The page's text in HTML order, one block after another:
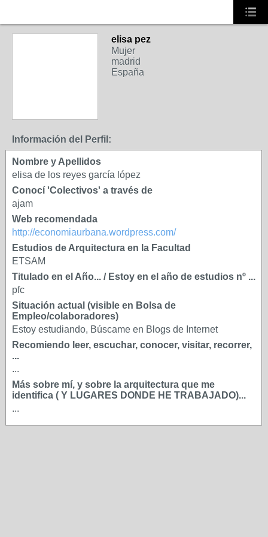
elisa pez
Mujer
madrid
España
Información del Perfil:
Nombre y Apellidos
elisa de los reyes garcía lópez
Conocí 'Colectivos' a través de
ajam
Web recomendada
http://economiaurbana.wordpress.com/
Estudios de Arquitectura en la Facultad
ETSAM
Titulado en el Año... / Estoy en el año de estudios nº ...
pfc
Situación actual (visible en Bolsa de
Empleo/colaboradores)
Estoy estudiando, Búscame en Blogs de Internet
Recomiendo leer, escuchar, conocer, visitar, recorrer,
...
...
Más sobre mí, y sobre la arquitectura que me
identifica ( Y LUGARES DONDE HE TRABAJADO)...
...